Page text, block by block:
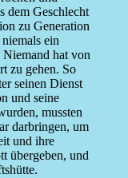
dem Geschlecht
zu Generation
ein
hat von
zu gehen. So
seinen Dienst
und seine
mussten
darbringen, um
und ihre
übergeben, und